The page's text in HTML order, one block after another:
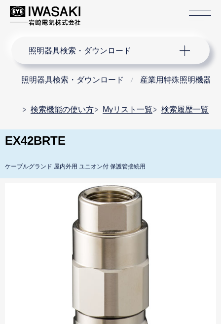
照明器具検索・ダウンロード
照明器具検索・ダウンロード 産業用特殊照明機器
検索機能の使い方 Myリスト一覧 検索履歴一覧
EX42BRTE
ケーブルグランド 屋内外用 ユニオン付 保護管接続用